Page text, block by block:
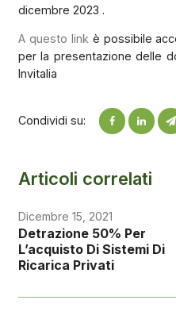
dicembre 2023 .
A questo link è possibile
per la presentazione delle
Invitalia
Condividi su:
Articoli correlati
Dicembre 15, 2021
Detrazione 50% Per
L’acquisto Di Sistemi Di
Ricarica Privati